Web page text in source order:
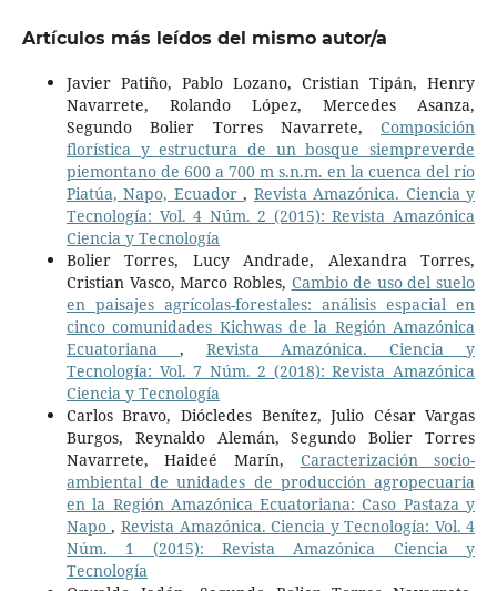
Artículos más leídos del mismo autor/a
Javier Patiño, Pablo Lozano, Cristian Tipán, Henry
Navarrete, Rolando López, Mercedes Asanza,
Segundo Bolier Torres Navarrete,Composición
florística y estructura de un bosque siempreverde
piemontano de 600 a 700 m s.n.m. en la cuenca del río
Piatúa, Napo, Ecuador, Revista Amazónica. Ciencia y
Tecnología: Vol. 4 Núm. 2 (2015): Revista Amazónica
Ciencia y Tecnología
Bolier Torres, Lucy Andrade, Alexandra Torres,
Cristian Vasco, Marco Robles, Cambio de uso del suelo
en paisajes agrícolas-forestales: análisis espacial en
cinco comunidades Kichwas de la Región Amazónica
Ecuatoriana , Revista Amazónica. Ciencia y
Tecnología: Vol. 7 Núm. 2 (2018): Revista Amazónica
Ciencia y Tecnología
Carlos Bravo, Diócledes Benítez, Julio César Vargas
Burgos, Reynaldo Alemán, Segundo Bolier Torres
Navarrete, Haideé Marín, Caracterización socio-
ambiental de unidades de producción agropecuaria
en la Región Amazónica Ecuatoriana: Caso Pastaza y
Napo, Revista Amazónica. Ciencia y Tecnología: Vol. 4
Núm. 1 (2015): Revista Amazónica Ciencia y
Tecnología